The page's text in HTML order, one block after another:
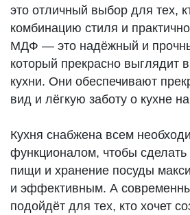
это отличный выбор для тех,
комбинацию стиля и
МДФ — это надёжный и
который прекрасно выглядит
кухни. Они обеспечивают
вид и лёгкую заботу о кухне
Кухня снабжена всем
функционалом, чтобы сделать
пищи и хранение посуды
и эффективным. А
подойдёт для тех, кто хочет